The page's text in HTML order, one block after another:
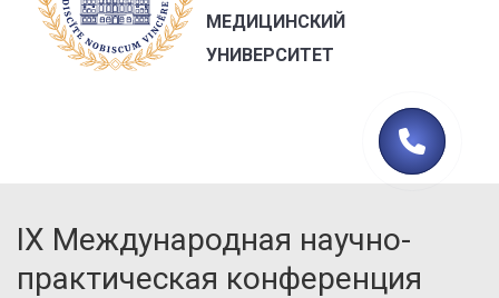
МЕДИЦИНСКИЙ
УНИВЕРСИТЕТ
IX Международная научно-
практическая конференция